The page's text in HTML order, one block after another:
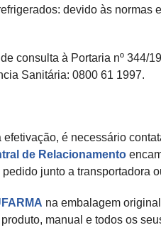
devido às normas
consulta à Portaria nº 344/
Sanitária: 0800 61 1997.
é necessário
de Relacionamento
junto a transportadora
na embalagem
manual e todos os